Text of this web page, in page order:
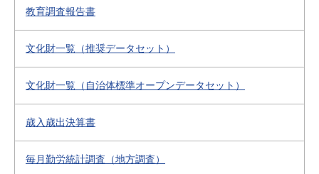
教育調査報告書
文化財一覧（推奨データセット）
文化財一覧（自治体標準オープンデータセット）
歳入歳出決算書
毎月勤労統計調査（地方調査）